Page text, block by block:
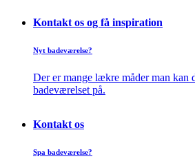
Kontakt os og få inspiration
Nyt badeværelse?
Der er mange lækre måder man kan
badeværelset på.
Kontakt os
Spa badeværelse?